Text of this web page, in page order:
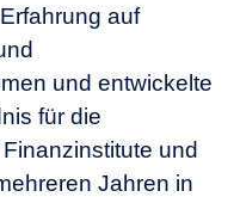
auf
und entwickelte
für die
und
Jahren in